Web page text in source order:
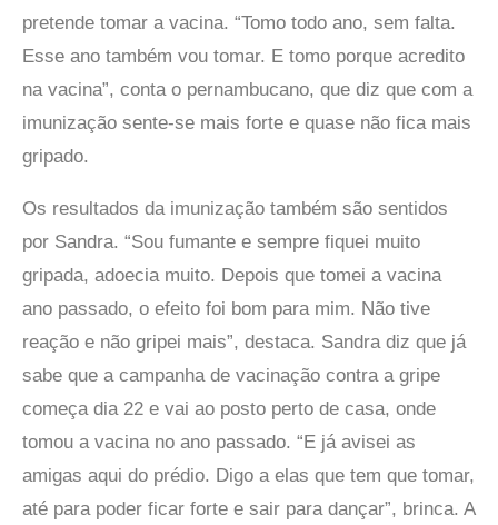
pretende tomar a vacina. “Tomo todo ano, sem falta.
Esse ano também vou tomar. E tomo porque acredito
na vacina”, conta o pernambucano, que diz que com a
imunização sente-se mais forte e quase não fica mais
gripado.
Os resultados da imunização também são sentidos
por Sandra. “Sou fumante e sempre fiquei muito
gripada, adoecia muito. Depois que tomei a vacina
ano passado, o efeito foi bom para mim. Não tive
reação e não gripei mais”, destaca. Sandra diz que já
sabe que a campanha de vacinação contra a gripe
começa dia 22 e vai ao posto perto de casa, onde
tomou a vacina no ano passado. “E já avisei as
amigas aqui do prédio. Digo a elas que tem que tomar,
até para poder ficar forte e sair para dançar”, brinca. A